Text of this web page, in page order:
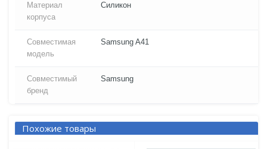
Материал
корпуса
Силикон
Совместимая
модель
Samsung A41
Совместимый
бренд
Samsung
Похожие товары